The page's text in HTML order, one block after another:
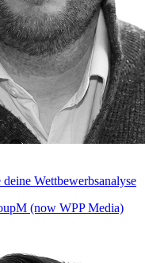
Wettbewerbsanalyse
(now WPP Media)